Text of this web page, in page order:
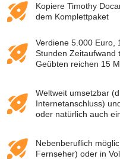
Kopiere Timothy
dem Komplettpaket
Verdiene 5.000 Euro,
Stunden Zeitaufwand
Geübten reichen 15
Weltweit umsetzbar
Internetanschluss)
oder natürlich auch
Nebenberuflich
Fernseher) oder in